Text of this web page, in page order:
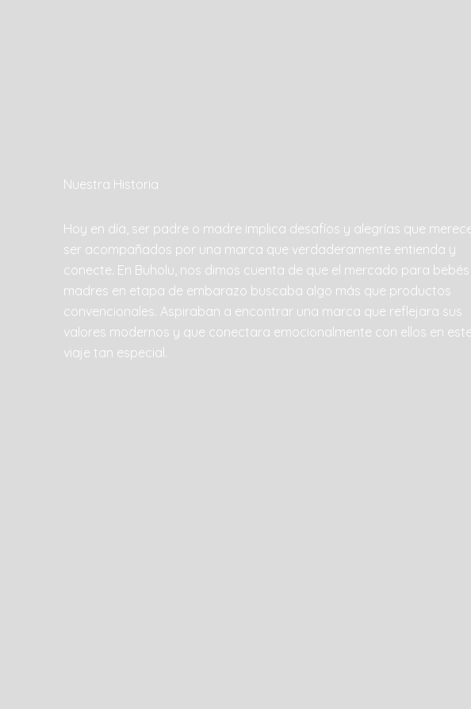
Nuestra Historia
Hoy en día, ser padre o madre implica desafíos y alegrías que
ser acompañados por una marca que verdaderamente entienda y
conecte. En Buholu, nos dimos cuenta de que el mercado para
madres en etapa de embarazo buscaba algo más que productos
convencionales. Aspiraban a encontrar una marca que reflejara sus
valores modernos y que conectara emocionalmente con ellos en este
viaje tan especial.